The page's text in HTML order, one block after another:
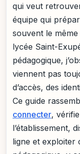
qui veut
équipe qui
souvent le
lycée Saint-
pédagogique,
viennent pas
d’accès, des
Ce guide
connecter,
l’établissement,
ligne et exploiter